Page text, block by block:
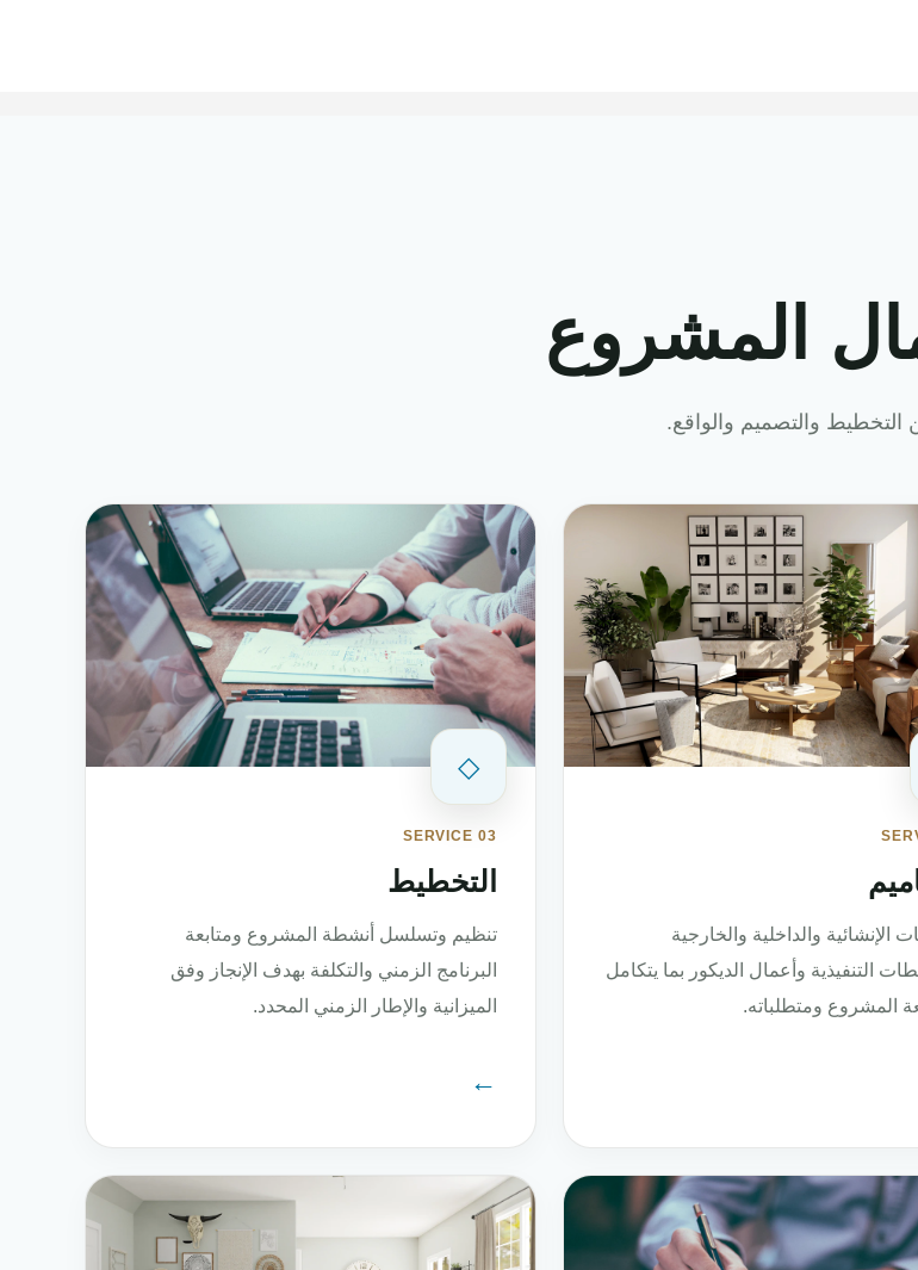
المشروع
التخطيط والتصميم والواقع.
الإنشائية والداخلية والخارجية
التنفيذية وأعمال الديكور بما يتكامل
المشروع ومتطلباته.
◇
SERVICE 03
التخطيط
تنظيم وتسلسل أنشطة المشروع ومتابعة
البرنامج الزمني والتكلفة بهدف الإنجاز وفق
الميزانية والإطار الزمني المحدد.
←